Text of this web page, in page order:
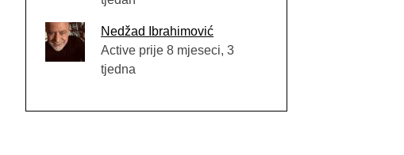
Nedžad Ibrahimović
Active prije 8 mjeseci, 3
tjedna